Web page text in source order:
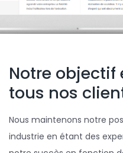
Notre objectif
tous nos
Nous maintenons notre
industrie en étant des